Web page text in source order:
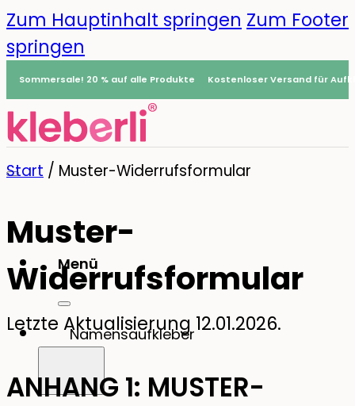
Zum Hauptinhalt springen Zum Footer
springen
Sommersale! 20 % auf alle Produkte Kostenloser Versand für
Menü
Namensaufkleber
Start / Muster-Widerrufsformular
Muster-
Widerrufsformular
Letzte Aktualisierung 12.01.2026.
ANHANG 1: MUSTER-